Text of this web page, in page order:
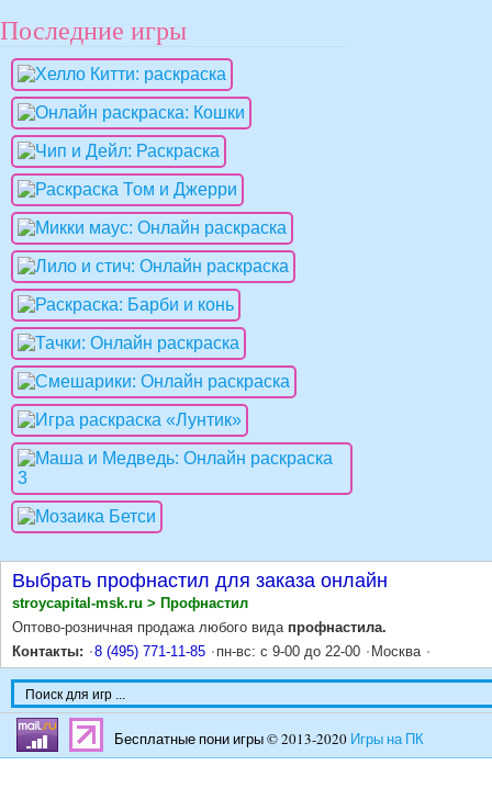
Последние игры
Выбрать профнастил для заказа онлайн
stroycapital-msk.ru > Профнастил
Оптово-розничная продажа любого вида профнастила.
Контакты:
8 (495) 771-11-85 пн-вс: с 9-00 до 22-00 Москва
Бесплатные пони игры © 2013-2020 Игры на ПК